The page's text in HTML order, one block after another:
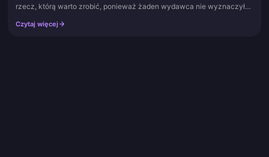
rzecz, którą warto zrobić, ponieważ żaden wydawca nie wyznaczył
Czytaj więcej